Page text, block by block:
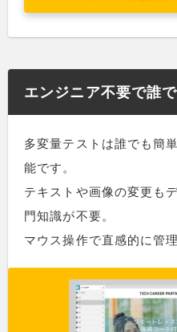
エンジニア不要で誰
多変量テストは誰でも簡
能です。
テキストや画像の変更も
門知識が不要。
マウス操作で直感的に管